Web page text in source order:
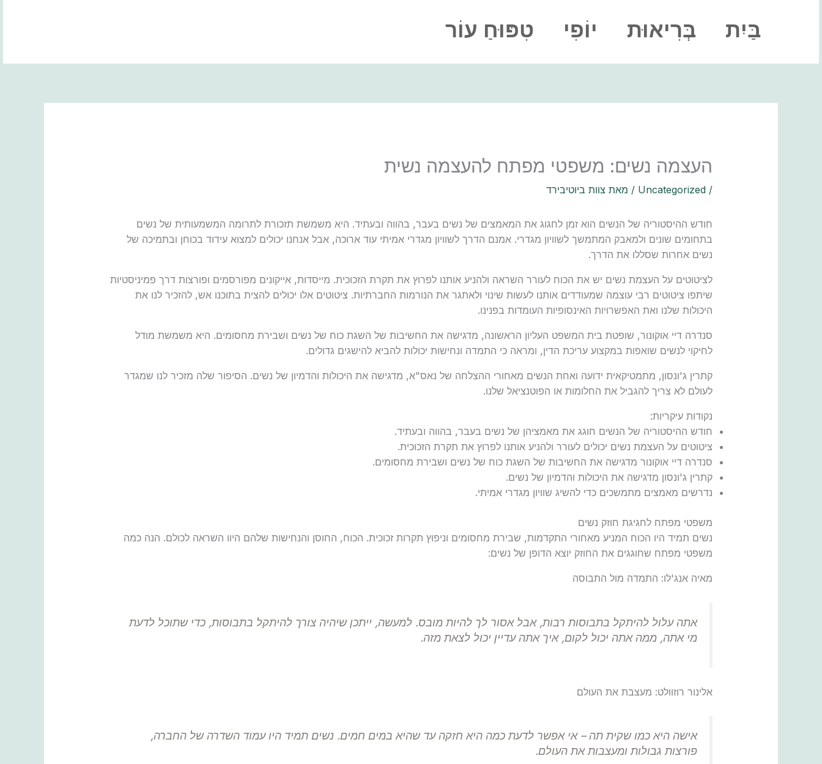
בַּיִת בְּרִיאוּת יוֹפִי טִפּוּחַ עוֹר
העצמה נשים: משפטי מפתח להעצמה נשית
/
Uncategorized / מאת צוות ביוטיבירד
חודש ההיסטוריה של הנשים הוא זמן לחגוג את המאמצים של נשים בעבר, בהווה ובעתיד. היא משמשת תזכורת לתרומה המשמעותית של נשים
בתחומים שונים ולמאבק המתמשך לשוויון מגדרי. אמנם הדרך לשוויון מגדרי אמיתי עוד ארוכה, אבל אנחנו יכולים למצוא עידוד בכוחן ובתמיכה של
נשים אחרות שסללו את הדרך.
לציטוטים על העצמת נשים יש את הכוח לעורר השראה ולהניע אותנו לפרוץ את תקרת הזכוכית. מייסדות, אייקונים מפורסמים ופורצות דרך פמיניסטיות
שיתפו ציטוטים רבי עוצמה שמעודדים אותנו לעשות שינוי ולאתגר את הנורמות החברתיות. ציטוטים אלו יכולים להצית בתוכנו אש, להזכיר לנו את
היכולות שלנו ואת האפשרויות האינסופיות העומדות בפנינו.
סנדרה דיי אוקונור, שופטת בית המשפט העליון הראשונה, מדגישה את החשיבות של השגת כוח של נשים ושבירת מחסומים. היא משמשת מודל
לחיקוי לנשים שואפות במקצוע עריכת הדין, ומראה כי התמדה ונחישות יכולות להביא להישגים גדולים.
קתרין ג'ונסון, מתמטיקאית ידועה ואחת הנשים מאחורי ההצלחה של נאס"א, מדגישה את היכולות והדמיון של נשים. הסיפור שלה מזכיר לנו שמגדר
לעולם לא צריך להגביל את החלומות או הפוטנציאל שלנו.
נקודות עיקריות:
חודש ההיסטוריה של הנשים חוגג את מאמציהן של נשים בעבר, בהווה ובעתיד.
ציטוטים על העצמת נשים יכולים לעורר ולהניע אותנו לפרוץ את תקרת הזכוכית.
סנדרה דיי אוקונור מדגישה את החשיבות של השגת כוח של נשים ושבירת מחסומים.
קתרין ג'ונסון מדגישה את היכולות והדמיון של נשים.
נדרשים מאמצים מתמשכים כדי להשיג שוויון מגדרי אמיתי.
משפטי מפתח לחגיגת חוזק נשים
נשים תמיד היו הכוח המניע מאחורי התקדמות, שבירת מחסומים וניפוץ תקרות זכוכית. הכוח, החוסן והנחישות שלהם היוו השראה לכולם. הנה כמה
משפטי מפתח שחוגגים את החוזק יוצא הדופן של נשים:
מאיה אנג'לו: התמדה מול התבוסה
אתה עלול להיתקל בתבוסות רבות, אבל אסור לך להיות מובס. למעשה, ייתכן שיהיה צורך להיתקל בתבוסות, כדי שתוכל לדעת
מי אתה, ממה אתה יכול לקום, איך אתה עדיין יכול לצאת מזה.
אלינור רוזוולט: מעצבת את העולם
אישה היא כמו שקית תה – אי אפשר לדעת כמה היא חזקה עד שהיא במים חמים. נשים תמיד היו עמוד השדרה של החברה,
פורצות גבולות ומעצבות את העולם.